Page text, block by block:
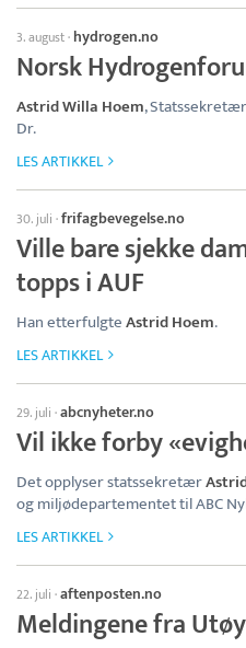
3. august· hydrogen.no
Norsk
Astrid Willa Hoem,
Dr.
LES ARTIKKEL
30. juli ·frifagbevegelse.no
Ville bare sjekke
topps i AUF
Han etterfulgteAstrid Hoem.
LES ARTIKKEL
29. juli ·abcnyheter.no
Vil ikke forby
Det opplyser statssekretær
og miljødepartementet til ABC
LES ARTIKKEL
22. juli ·aftenposten.no
Meldingene fra